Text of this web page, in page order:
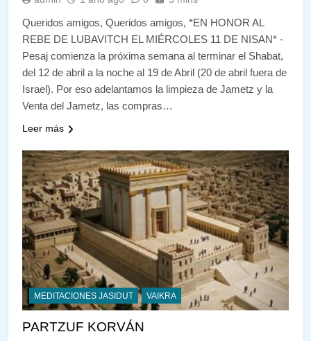
Queridos amigos, Queridos amigos, *EN HONOR AL
REBE DE LUBAVITCH EL MIÉRCOLES 11 DE NISAN* -
Pesaj comienza la próxima semana al terminar el Shabat,
del 12 de abril a la noche al 19 de Abril (20 de abril fuera de
Israel). Por eso adelantamos la limpieza de Jametz y la
Venta del Jametz, las compras…
Leer más
MEDITACIONES JASIDUT VAIKRA
PARTZUF KORVÁN